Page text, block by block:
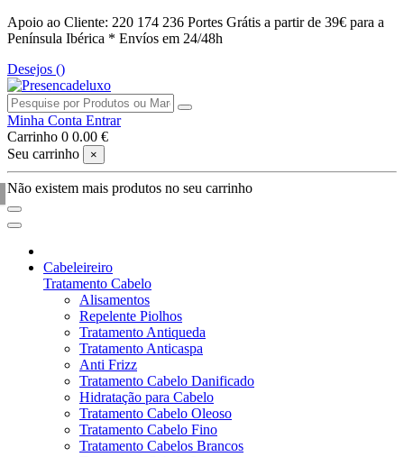
Apoio ao Cliente: 220 174 236 Portes Grátis a partir de 39€ para a
Península Ibérica * Envíos em 24/48h
Desejos ()
Minha Conta Entrar
Carrinho 0 0.00 €
Seu carrinho
×
Não existem mais produtos no seu carrinho
Cabeleireiro
Tratamento Cabelo
Alisamentos
Repelente Piolhos
Tratamento Antiqueda
Tratamento Anticaspa
Anti Frizz
Tratamento Cabelo Danificado
Hidratação para Cabelo
Tratamento Cabelo Oleoso
Tratamento Cabelo Fino
Tratamento Cabelos Brancos